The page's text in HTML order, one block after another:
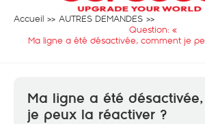
Accueil
AUTRES DEMANDES
Question: «
Ma ligne a été désactivée, comment je
Ma ligne a été
je peux la réactiver ?